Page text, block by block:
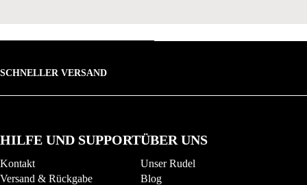
SCHNELLER VERSAND
HILFE UND SUPPORT
Kontakt
Versand & Rückgabe
ÜBER UNS
Unser Rudel
Blog